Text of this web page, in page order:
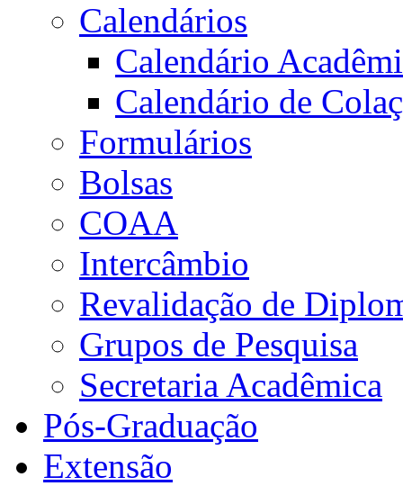
Calendários
Calendário
Calendário de
Formulários
Bolsas
COAA
Intercâmbio
Revalidação de
Grupos de Pesquisa
Secretaria Acadêmica
Pós-Graduação
Extensão